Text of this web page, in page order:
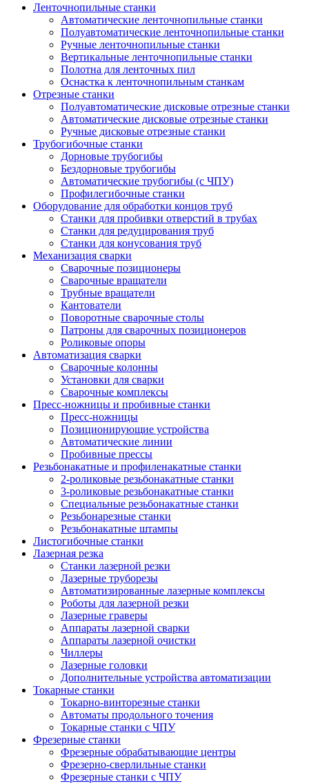
Ленточнопильные станки
Автоматические ленточнопильные станки
Полуавтоматические ленточнопильные станки
Ручные ленточнопильные станки
Вертикальные ленточнопильные станки
Полотна для ленточных пил
Оснастка к ленточнопильным станкам
Отрезные станки
Полуавтоматические дисковые отрезные станки
Автоматические дисковые отрезные станки
Ручные дисковые отрезные станки
Трубогибочные станки
Дорновые трубогибы
Бездорновые трубогибы
Автоматические трубогибы (с ЧПУ)
Профилегибочные станки
Оборудование для обработки концов труб
Станки для пробивки отверстий в трубах
Станки для редуцирования труб
Станки для конусования труб
Механизация сварки
Сварочные позиционеры
Сварочные вращатели
Трубные вращатели
Кантователи
Поворотные сварочные столы
Патроны для сварочных позиционеров
Роликовые опоры
Автоматизация сварки
Сварочные колонны
Установки для сварки
Сварочные комплексы
Пресс-ножницы и пробивные станки
Пресс-ножницы
Позиционирующие устройства
Автоматические линии
Пробивные прессы
Резьбонакатные и профиленакатные станки
2-роликовые резьбонакатные станки
3-роликовые резьбонакатные станки
Специальные резьбонакатные станки
Резьбонарезные станки
Резьбонакатные штампы
Листогибочные станки
Лазерная резка
Станки лазерной резки
Лазерные труборезы
Автоматизированные лазерные комплексы
Роботы для лазерной резки
Лазерные граверы
Аппараты лазерной сварки
Аппараты лазерной очистки
Чиллеры
Лазерные головки
Дополнительные устройства автоматизации
Токарные станки
Токарно-винторезные станки
Автоматы продольного точения
Токарные станки с ЧПУ
Фрезерные станки
Фрезерные обрабатывающие центры
Фрезерно-сверлильные станки
Фрезерные станки с ЧПУ